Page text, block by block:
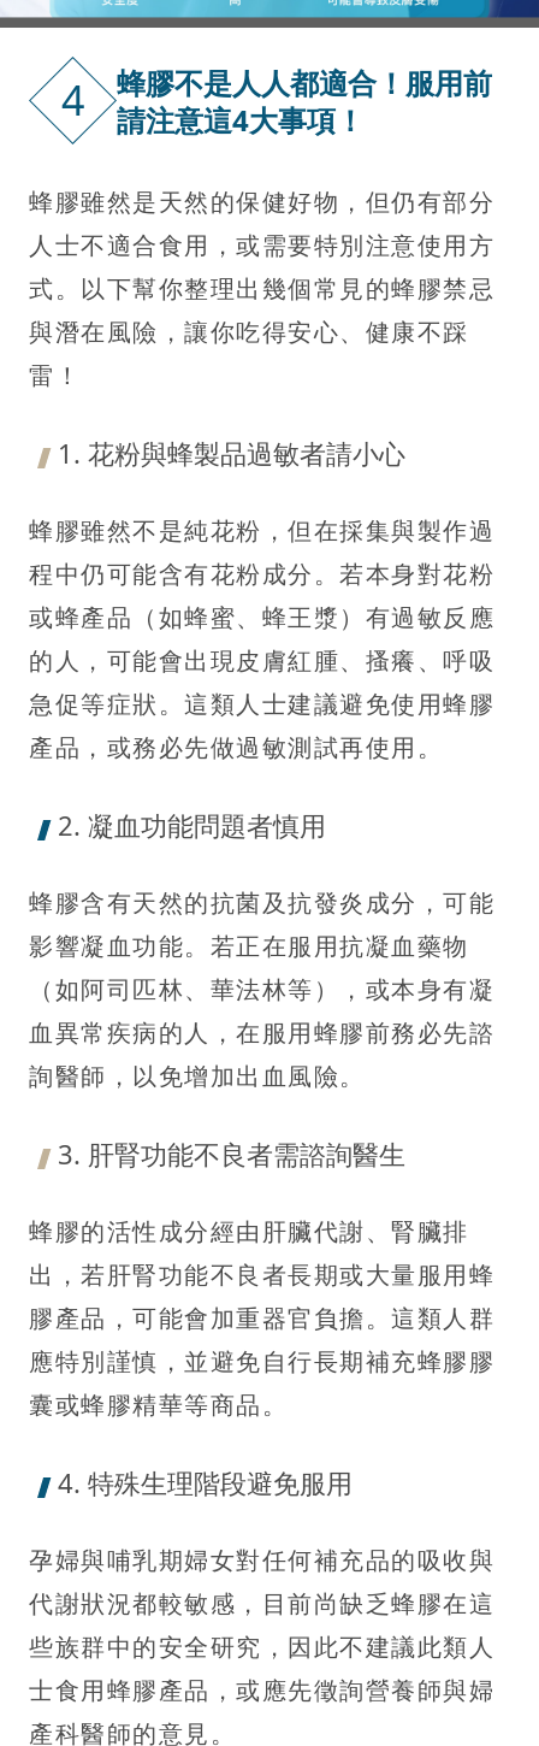
4
蜂膠不是人人都適合！服用前
請注意這4大事項！
蜂膠雖然是天然的保健好物，但仍有部分
人士不適合食用，或需要特別注意使用方
式。以下幫你整理出幾個常見的蜂膠禁忌
與潛在風險，讓你吃得安心、健康不踩
雷！
1. 花粉與蜂製品過敏者請小心
蜂膠雖然不是純花粉，但在採集與製作過
程中仍可能含有花粉成分。若本身對花粉
或蜂產品（如蜂蜜、蜂王漿）有過敏反應
的人，可能會出現皮膚紅腫、搔癢、呼吸
急促等症狀。這類人士建議避免使用蜂膠
產品，或務必先做過敏測試再使用。
2. 凝血功能問題者慎用
蜂膠含有天然的抗菌及抗發炎成分，可能
影響凝血功能。若正在服用抗凝血藥物
（如阿司匹林、華法林等），或本身有凝
血異常疾病的人，在服用蜂膠前務必先諮
詢醫師，以免增加出血風險。
3. 肝腎功能不良者需諮詢醫生
蜂膠的活性成分經由肝臟代謝、腎臟排
出，若肝腎功能不良者長期或大量服用蜂
膠產品，可能會加重器官負擔。這類人群
應特別謹慎，並避免自行長期補充蜂膠膠
囊或蜂膠精華等商品。
4. 特殊生理階段避免服用
孕婦與哺乳期婦女對任何補充品的吸收與
代謝狀況都較敏感，目前尚缺乏蜂膠在這
些族群中的安全研究，因此不建議此類人
士食用蜂膠產品，或應先徵詢營養師與婦
產科醫師的意見。